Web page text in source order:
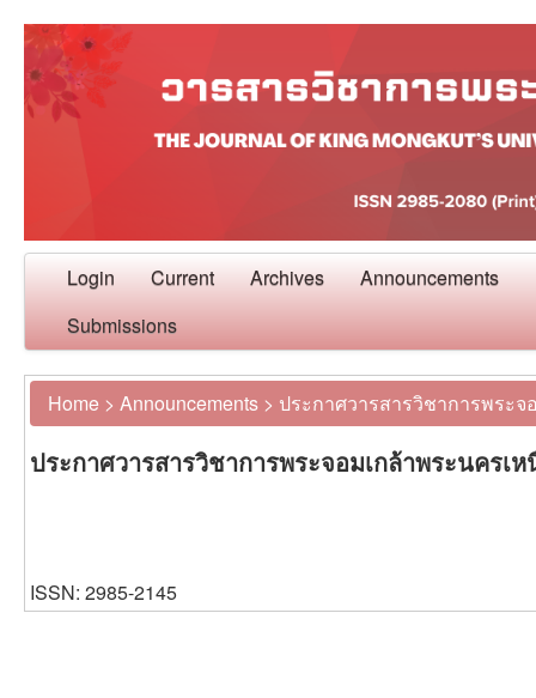
Login Current Archives Announcements
Submissions
Home > Announcements > ประกาศวารสารวิชาการพระ
ประกาศวารสารวิชาการพระจอมเกล้าพระนครเ
ISSN: 2985-2145